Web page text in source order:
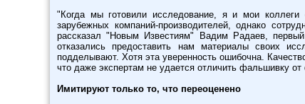
"Когда мы готовили исследование, я и мои коллеги
зарубежных компаний-производителей, однако
рассказал "Новым Известиям" Вадим Радаев,
отказались предоставить нам материалы своих
подделывают. Хотя эта уверенность ошибочна.
что даже экспертам не удается отличить фальшивку от
Имитируют только то, что переоценено